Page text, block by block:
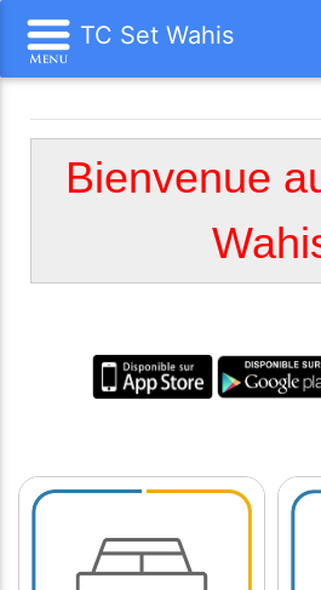
TC Set Wahis
Bienvenue